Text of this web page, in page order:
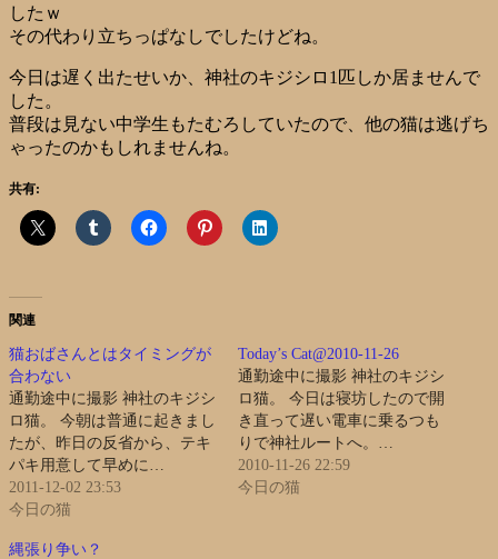
したｗ
その代わり立ちっぱなしでしたけどね。
今日は遅く出たせいか、神社のキジシロ1匹しか居ませんで
した。
普段は見ない中学生もたむろしていたので、他の猫は逃げち
ゃったのかもしれませんね。
共有:
関連
猫おばさんとはタイミングが
合わない
通勤途中に撮影 神社のキジシ
ロ猫。 今朝は普通に起きまし
たが、昨日の反省から、テキ
パキ用意して早めに…
2011-12-02 23:53
今日の猫
Today’s Cat@2010-11-26
通勤途中に撮影 神社のキジシ
ロ猫。 今日は寝坊したので開
き直って遅い電車に乗るつも
りで神社ルートへ。…
2010-11-26 22:59
今日の猫
縄張り争い？